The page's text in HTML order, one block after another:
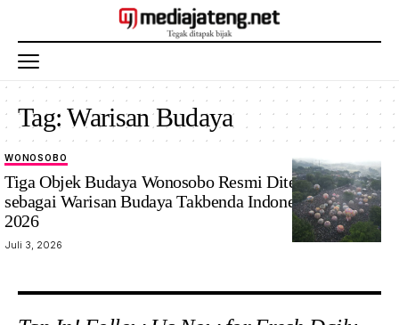
Tag:Warisan Budaya
WONOSOBO
‎Tiga Objek Budaya Wonosobo Resmi Ditetapkan
sebagai Warisan Budaya Takbenda Indonesia Tahun
2026
Juli 3, 2026